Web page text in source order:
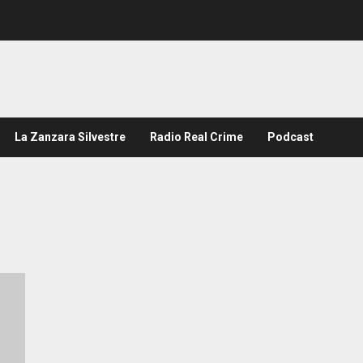
La Zanzara Silvestre Radio Real Crime Podcast